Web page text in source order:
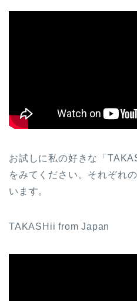
お試しに私の好きな「
をみてください。それぞれ
います。
TAKASHii from Japan